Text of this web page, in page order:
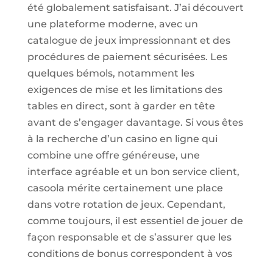
été globalement satisfaisant. J’ai découvert
une plateforme moderne, avec un
catalogue de jeux impressionnant et des
procédures de paiement sécurisées. Les
quelques bémols, notamment les
exigences de mise et les limitations des
tables en direct, sont à garder en tête
avant de s’engager davantage. Si vous êtes
à la recherche d’un casino en ligne qui
combine une offre généreuse, une
interface agréable et un bon service client,
casoola mérite certainement une place
dans votre rotation de jeux. Cependant,
comme toujours, il est essentiel de jouer de
façon responsable et de s’assurer que les
conditions de bonus correspondent à vos